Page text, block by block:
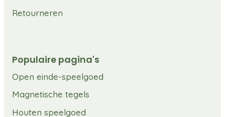
Retourneren
Populaire pagina's
Open einde-speelgoed
Magnetische tegels
Houten speelgoed